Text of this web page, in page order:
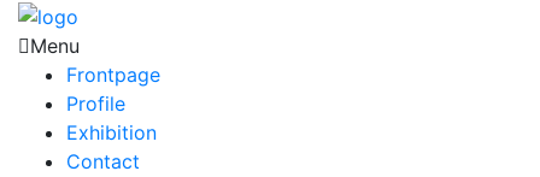
Menu
Frontpage
Profile
Exhibition
Contact